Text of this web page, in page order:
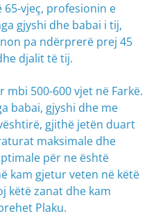
65-vjeç, profesionin e
gjyshi dhe babai i tij,
pa ndërprerë prej 45
djalit të tij.
mbi 500-600 vjet në Farkë.
babai, gjyshi dhe me
gjithë jetën duart
maksimale dhe
për ne është
kam gjetur veten në këtë
këtë zanat dhe kam
Plaku.